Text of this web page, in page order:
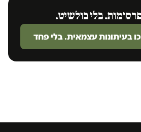
פרסומות. בלי בולשיט.
בעיתונות עצמאית. בלי פחד